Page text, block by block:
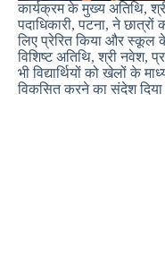
कार्यक्रम के मुख्य अतिथि,
पदाधिकारी, पटना, ने
लिए प्रेरित किया और स्कूल
विशिष्ट अतिथि, श्री नवेश,
भी विद्यार्थियों को खेलों के
विकसित करने का संदेश